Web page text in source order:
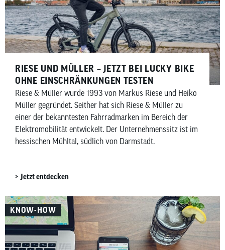
RIESE UND MÜLLER – JETZT BEI LUCKY BIKE
OHNE EINSCHRÄNKUNGEN TESTEN
Riese & Müller wurde 1993 von Markus Riese und Heiko
Müller gegründet. Seither hat sich Riese & Müller zu
einer der bekanntesten Fahrradmarken im Bereich der
Elektromobilität entwickelt. Der Unternehmenssitz ist im
hessischen Mühltal, südlich von Darmstadt.
Jetzt entdecken
KNOW-HOW